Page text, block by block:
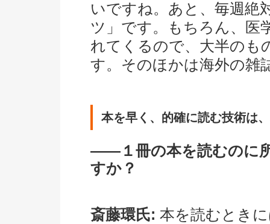
いですね。あと、毎週絶
ツ」です。もちろん、医
れてくるので、大半のも
す。そのほかは海外の雑
本を早く、的確に読む技術は
――１冊の本を読むのに
すか？
斎藤環氏: 本を読むとき